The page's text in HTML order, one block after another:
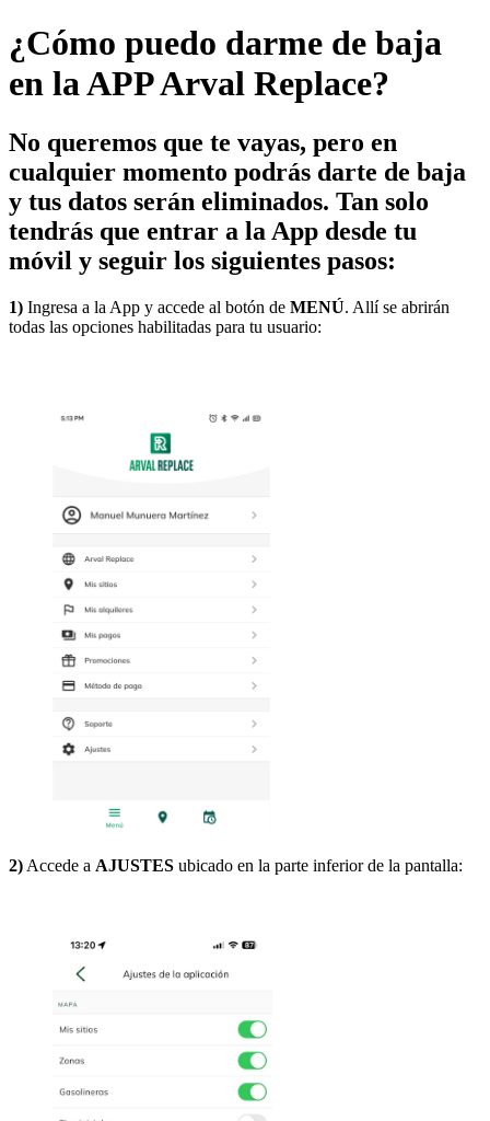
¿Cómo puedo darme de baja
en la APP Arval Replace?
No queremos que te vayas, pero en
cualquier momento podrás darte de baja
y tus datos serán eliminados. Tan solo
tendrás que entrar a la App desde tu
móvil y seguir los siguientes pasos:
1) Ingresa a la App y accede al botón de MENÚ. Allí se abrirán
todas las opciones habilitadas para tu usuario:
2) Accede a AJUSTES ubicado en la parte inferior de la pantalla: